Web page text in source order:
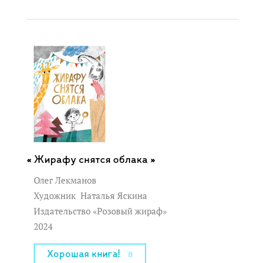
Жирафу снятся облака »
Олег Лекманов
Художник Наталья Яскина
Издательство «Розовый жираф»
2024
Хорошая книга! 8